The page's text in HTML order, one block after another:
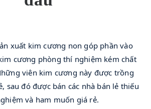
xuất kim cương non góp phần vào
cương phòng thí nghiệm kém chất
viên kim cương này được trồng
sau đó được bán các nhà bán lẻ thiếu
và ham muốn giá rẻ.